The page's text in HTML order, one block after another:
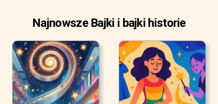
Najnowsze Bajki i bajki historie